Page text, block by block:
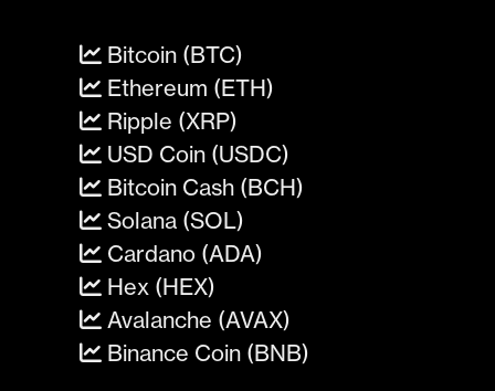
Bitcoin (BTC)
Ethereum (ETH)
Ripple (XRP)
USD Coin (USDC)
Bitcoin Cash (BCH)
Solana (SOL)
Cardano (ADA)
Hex (HEX)
Avalanche (AVAX)
Binance Coin (BNB)